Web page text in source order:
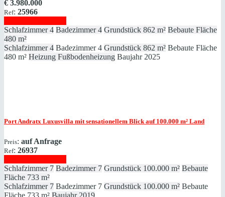
€ 3.980.000
Ref: 25966
Schlafzimmer 4 Badezimmer 4 Grundstück 862 m² Bebaute Fläche
480 m²
Schlafzimmer 4 Badezimmer 4 Grundstück 862 m² Bebaute Fläche
480 m² Heizung Fußbodenheizung Baujahr 2025
Port Andratx Luxusvilla mit sensationellem Blick auf 100.000 m² Land
Preis: auf Anfrage
Ref: 26937
Schlafzimmer 7 Badezimmer 7 Grundstück 100.000 m² Bebaute
Fläche 733 m²
Schlafzimmer 7 Badezimmer 7 Grundstück 100.000 m² Bebaute
Fläche 733 m² Baujahr 2019